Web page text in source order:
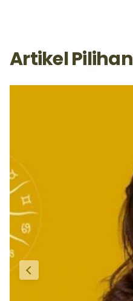
Artikel Pilihan